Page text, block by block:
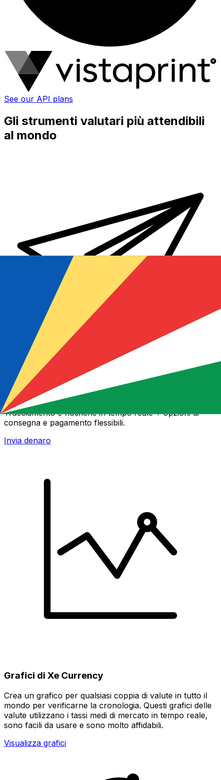
See our API plans
Gli strumenti valutari più attendibili
al mondo
Trasferimenti di denaro internazionali Xe
Invia denaro online in modo facile, veloce e sicuro.
Tracciamento e notifiche in tempo reale + opzioni di
consegna e pagamento flessibili.
Invia denaro
Grafici di Xe Currency
Crea un grafico per qualsiasi coppia di valute in tutto il
mondo per verificarne la cronologia. Questi grafici delle
valute utilizzano i tassi medi di mercato in tempo reale,
sono facili da usare e sono molto affidabili.
Visualizza grafici